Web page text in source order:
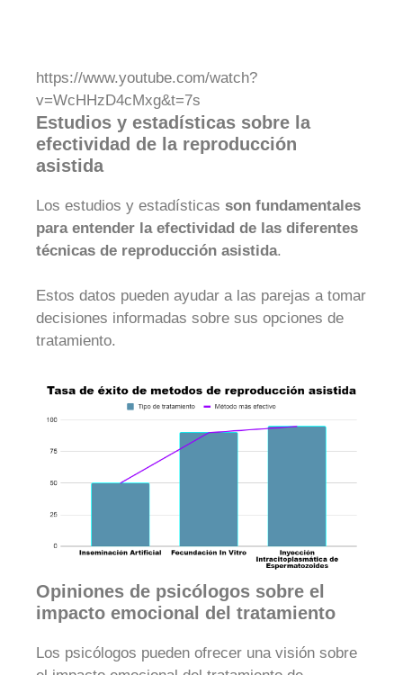
https://www.youtube.com/watch?
v=WcHHzD4cMxg&t=7s
Estudios y estadísticas sobre la
efectividad de la reproducción
asistida
Los estudios y estadísticas son fundamentales
para entender la efectividad de las diferentes
técnicas de reproducción asistida.
Estos datos pueden ayudar a las parejas a tomar
decisiones informadas sobre sus opciones de
tratamiento.
Opiniones de psicólogos sobre el
impacto emocional del tratamiento
Los psicólogos pueden ofrecer una visión sobre